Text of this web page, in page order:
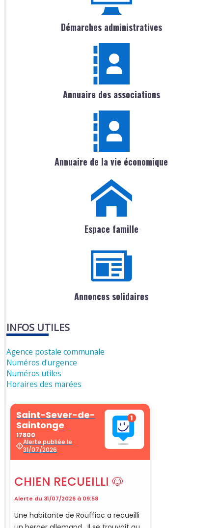
Démarches administratives
Annuaire des associations
Annuaire de la vie économique
Espace famille
Annonces solidaires
INFOS UTILES
Agence postale communale
Numéros d'urgence
Numéros utiles
Horaires des marées